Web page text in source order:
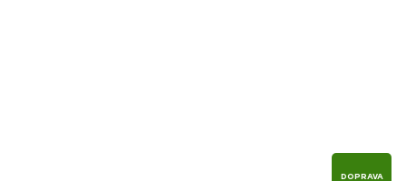
DOPRAVA